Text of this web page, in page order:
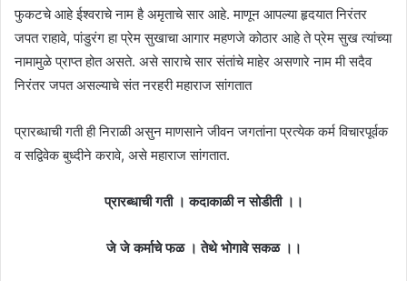
फुकटचे आहे ईश्वराचे नाम है अमृताचे सार आहे. माणून आपल्या हृदयात निरंतर
जपत राहावे, पांडुरंग हा प्रेम सुखाचा आगार महणजे कोठार आहे ते प्रेम सुख त्यांच्या
नामामुळे प्राप्त होत असते. असे साराचे सार संतांचे माहेर असणारे नाम मी सदैव
निरंतर जपत असल्याचे संत नरहरी महाराज सांगतात
प्रारब्धाची गती ही निराळी असुन माणसाने जीवन जगतांना प्रत्येक कर्म विचारपूर्वक
व सद्विवेक बुध्दीने करावे, असे महाराज सांगतात.
प्रारब्धाची गती । कदाकाळी न सोडीती ।।
जे जे कर्माचे फळ । तेथे भोगावे सकळ ।।